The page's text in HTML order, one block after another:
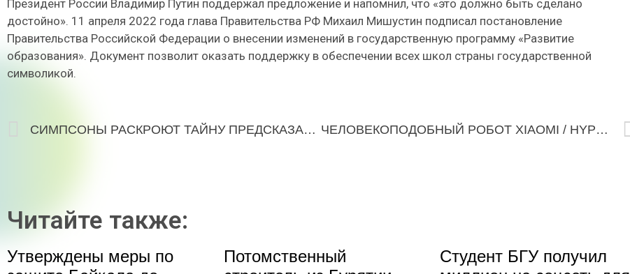
Президент России Владимир Путин поддержал предложение и напомнил, что «это должно быть сделано
достойно». 11 апреля 2022 года глава Правительства РФ Михаил Мишустин подписал постановление
Правительства Российской Федерации о внесении изменений в государственную программу «Развитие
образования». Документ позволит оказать поддержку в обеспечении всех школ страны государственной
символикой.
СИМПСОНЫ РАСКРОЮТ ТАЙНУ ПРЕДСКАЗАНИЙ / HYPE!ОВОСТИ 109 ЧЕЛОВЕКОПОДОБНЫЙ РОБОТ XIAOMI / HYPE!ОВОСТИ 110
Читайте также:
Утверждены меры по
Потомственный
Студент БГУ получил